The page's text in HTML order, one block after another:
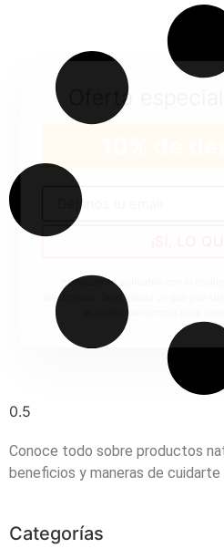
Conoce todo sobre productos
beneficios y maneras de cuidarte
Categorías
Oferta
No rellenar
*Descuento aplicable con el
electrónico. Solo válido un uso por
el carrito de compra para